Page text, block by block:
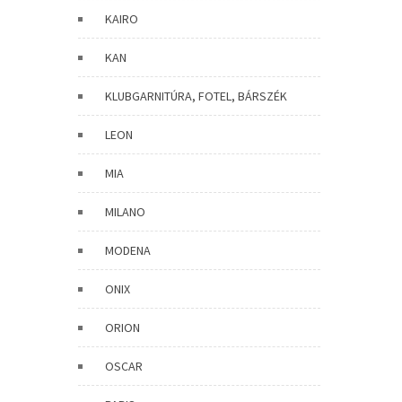
KAIRO
KAN
KLUBGARNITÚRA, FOTEL, BÁRSZÉK
LEON
MIA
MILANO
MODENA
ONIX
ORION
OSCAR